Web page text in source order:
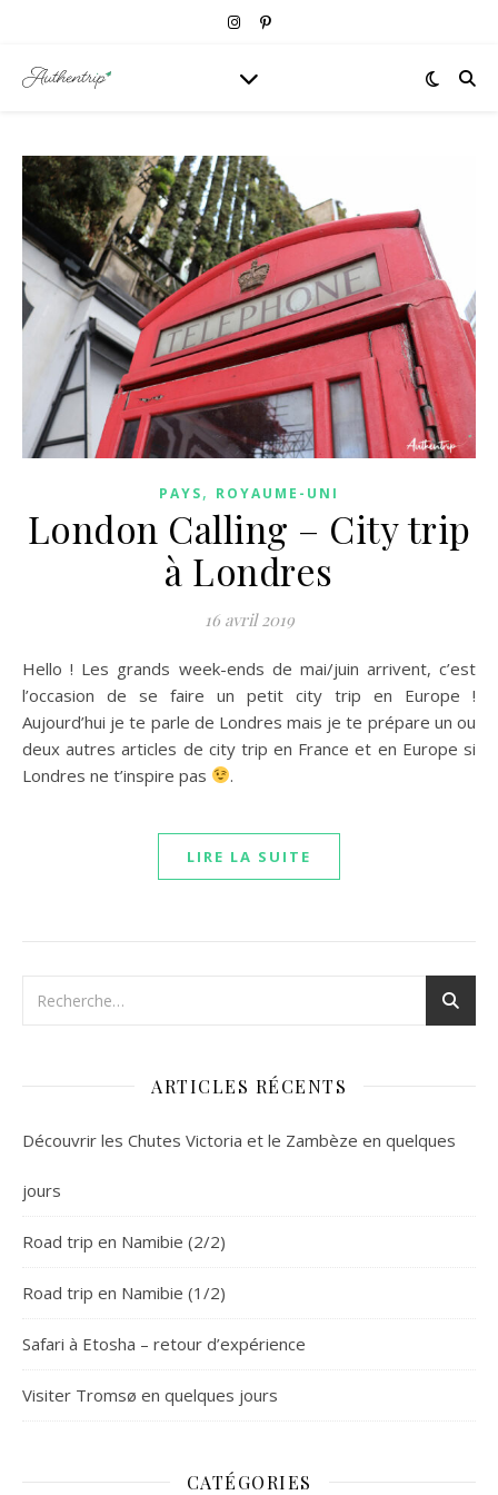
PAYS, ROYAUME-UNI
London Calling – City trip
à Londres
16 avril 2019
Hello ! Les grands week-ends de mai/juin arrivent, c’est
l’occasion de se faire un petit city trip en Europe !
Aujourd’hui je te parle de Londres mais je te prépare un ou
deux autres articles de city trip en France et en Europe si
Londres ne t’inspire pas
.
LIRE LA SUITE
ARTICLES RÉCENTS
Découvrir les Chutes Victoria et le Zambèze en quelques
jours
Road trip en Namibie (2/2)
Road trip en Namibie (1/2)
Safari à Etosha – retour d’expérience
Visiter Tromsø en quelques jours
CATÉGORIES